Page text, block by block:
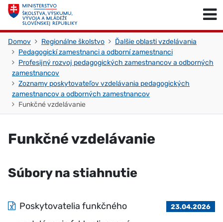
Skočiť na obsah
Domov Regionálne školstvo
Ďalšie oblasti vzdelávania
Pedagogickí zamestnanci a odborní zamestnanci
Profesijný rozvoj pedagogických zamestnancov a odborných
zamestnancov
Zoznamy poskytovateľov vzdelávania pedagogických
zamestnancov a odborných zamestnancov
Funkčné vzdelávanie
Funkčné vzdelávanie
Súbory na stiahnutie
Poskytovatelia funkčného
23.04.2026
Skočiť na začiatok stránky